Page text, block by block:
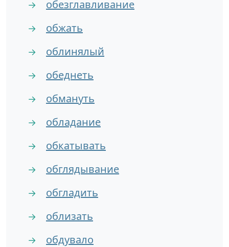
→ обезглавливание
→ обжать
→ облинялый
→ обеднеть
→ обмануть
→ обладание
→ обкатывать
→ обглядывание
→ обгладить
→ облизать
→ обдувало